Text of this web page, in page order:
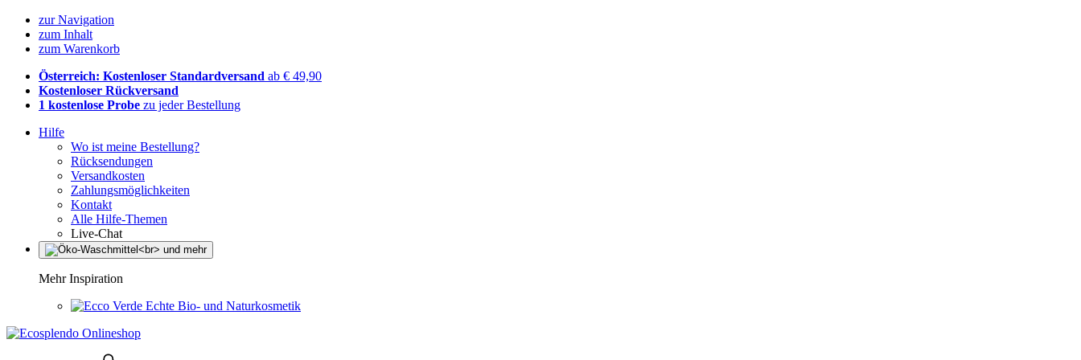
zur Navigation
zum Inhalt
zum Warenkorb
Österreich: Kostenloser Standardversand ab € 49,90
Kostenloser Rückversand
1 kostenlose Probe zu jeder Bestellung
Hilfe
Wo ist meine Bestellung?
Rücksendungen
Versandkosten
Zahlungsmöglichkeiten
Kontakt
Alle Hilfe-Themen
Live-Chat
Mehr Inspiration
Echte Bio- und Naturkosmetik